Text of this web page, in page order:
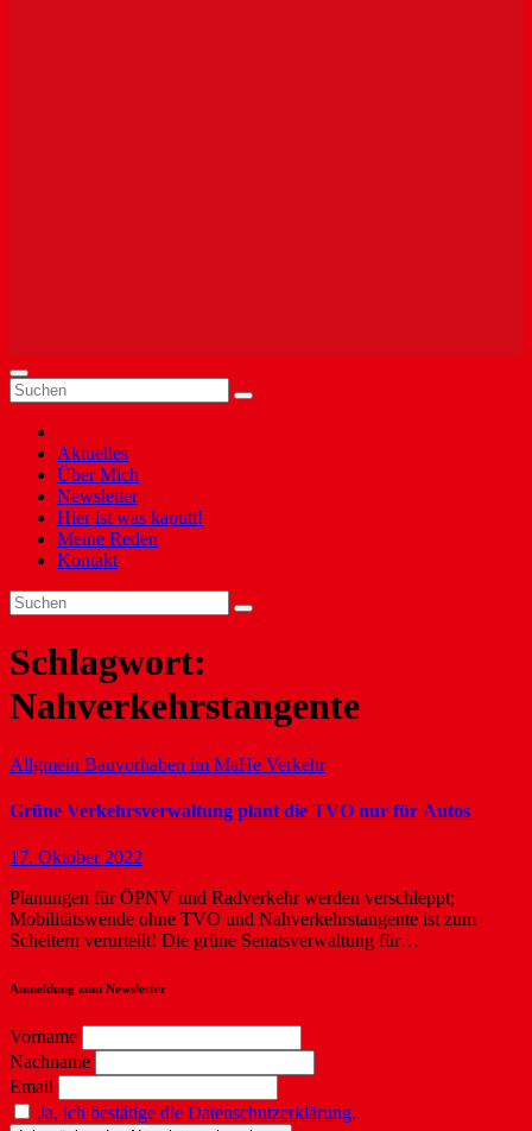
Aktuelles
Über Mich
Newsletter
Hier ist was kaputt!
Meine Reden
Kontakt
Schlagwort:
Nahverkehrstangente
Allgmein Bauvorhaben im MaHe Verkehr
Grüne Verkehrsverwaltung plant die TVO nur für Autos
17. Oktober 2022
Planungen für ÖPNV und Radverkehr werden verschleppt;
Mobilitätswende ohne TVO und Nahverkehrstangente ist zum
Scheitern verurteilt! Die grüne Senatsverwaltung für…
Anmeldung zum Newsletter
Vorname
Nachname
Email
Ja, ich bestätige die Datenschutzerklärung.